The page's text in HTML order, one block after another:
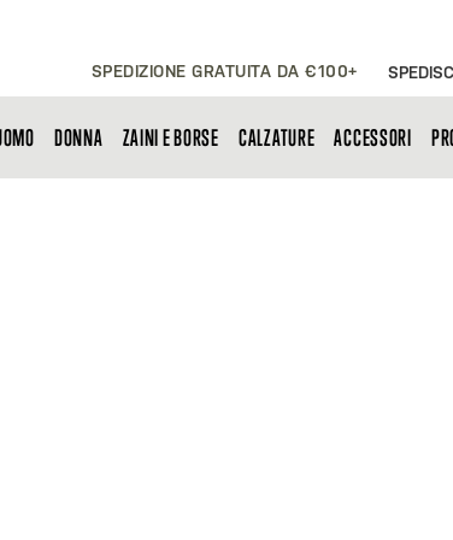
SPEDIZIONE GRATUITA DA €100+
DONNA ZAINI E BORSE CALZATURE ACCESSORI